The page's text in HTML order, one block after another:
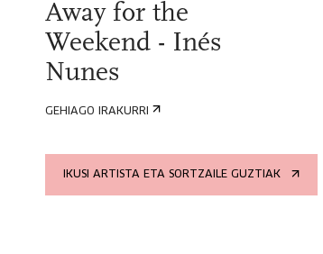
Away for the
Weekend - Inés
Nunes
GEHIAGO IRAKURRI
IKUSI ARTISTA ETA SORTZAILE GUZTIAK